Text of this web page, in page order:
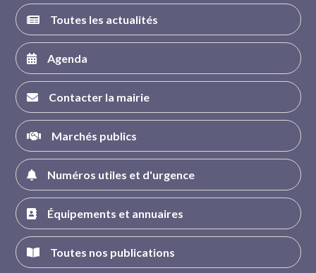
Toutes les actualités
Agenda
Contacter la mairie
Marchés publics
Numéros utiles et d'urgence
Équipements et annuaires
Toutes nos publications